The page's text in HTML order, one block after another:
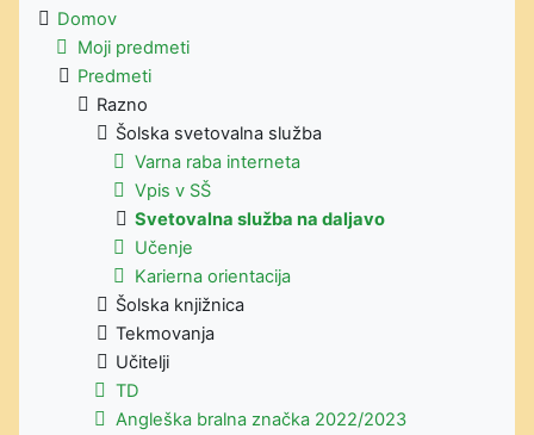
Domov
Moji predmeti
Predmeti
Razno
Šolska svetovalna služba
Varna raba interneta
Vpis v SŠ
Svetovalna služba na daljavo
Učenje
Karierna orientacija
Šolska knjižnica
Tekmovanja
Učitelji
TD
Angleška bralna značka 2022/2023